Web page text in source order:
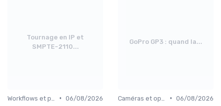
Tournage en IP et
SMPTE-2110...
• 06/08/2026
GoPro GP3 : quand la...
• 06/08/2026